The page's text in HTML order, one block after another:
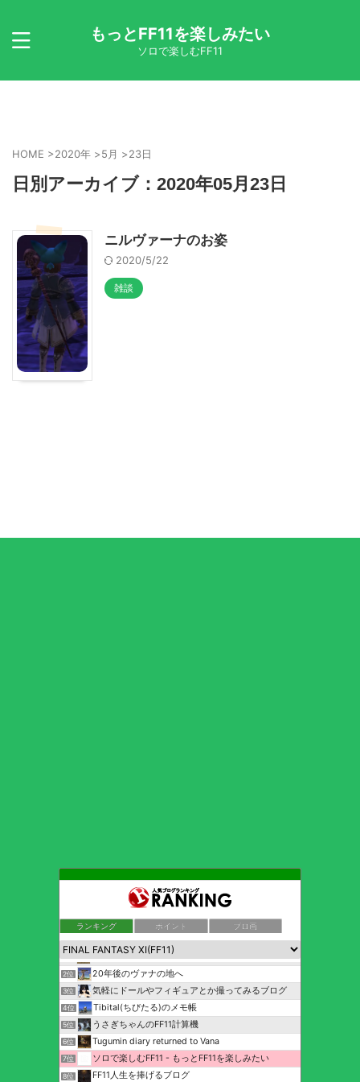
もっとFF11を楽しみたい
ソロで楽しむFF11
HOME >2020年 >5月 >23日
日別アーカイブ：2020年05月23日
ニルヴァーナのお姿
2020/5/22
雑談
ランキング ポイント ブロ画
1位 ぽぶろぐ （’ ’
2位 20年後のヴァナの地へ
3位 気軽にドールやフィギュアとか撮ってみるブログ
4位 Tibital(ちびたる)のメモ帳
5位 うさぎちゃんのFF11計算機
6位 Tugumin diary returned to Vana
7位 ソロで楽しむFF11 - もっとFF11を楽しみたい
8位 FF11人生を捧げるブログ